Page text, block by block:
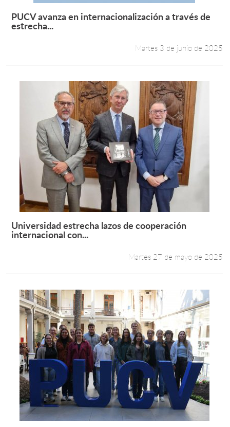
Leer más +
PUCV avanza en internacionalización a través de
estrecha...
Martes 3 de junio de 2025
Leer más +
Universidad estrecha lazos de cooperación
internacional con...
Martes 27 de mayo de 2025